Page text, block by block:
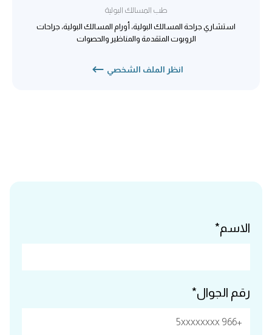
طب المسالك البولية
استشاري جراحة المسالك البولية، أورام المسالك البولية، جراحات
الروبوت المتقدمة والمناظير والحصوات
انظر الملف الشخصي
الاسم*
رقم الجوال*